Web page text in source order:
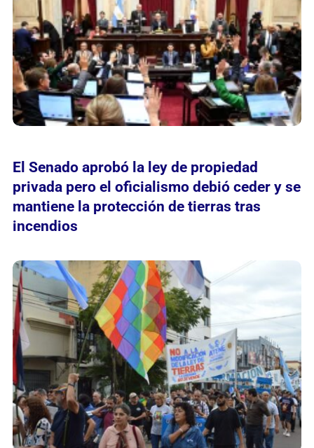
El Senado aprobó la ley de propiedad
privada pero el oficialismo debió ceder y se
mantiene la protección de tierras tras
incendios